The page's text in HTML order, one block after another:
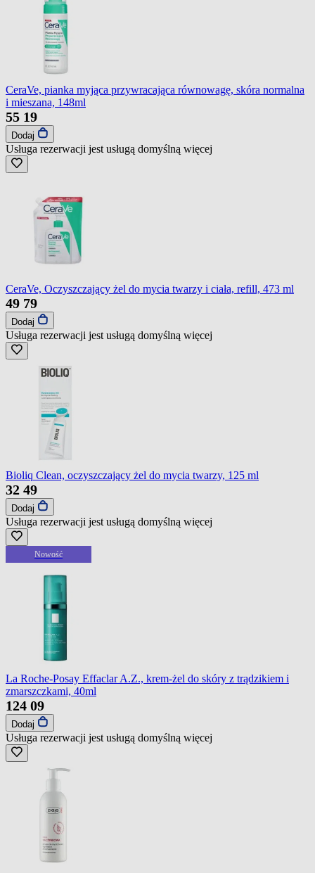
CeraVe, pianka myjąca przywracająca równowagę, skóra normalna
i mieszana, 148ml
55 19
Dodaj
Usługa rezerwacji jest usługą domyślną więcej
CeraVe, Oczyszczający żel do mycia twarzy i ciała, refill, 473 ml
49 79
Dodaj
Usługa rezerwacji jest usługą domyślną więcej
Bioliq Clean, oczyszczający żel do mycia twarzy, 125 ml
32 49
Dodaj
Usługa rezerwacji jest usługą domyślną więcej
Nowość
La Roche-Posay Effaclar A.Z., krem-żel do skóry z trądzikiem i
zmarszczkami, 40ml
124 09
Dodaj
Usługa rezerwacji jest usługą domyślną więcej